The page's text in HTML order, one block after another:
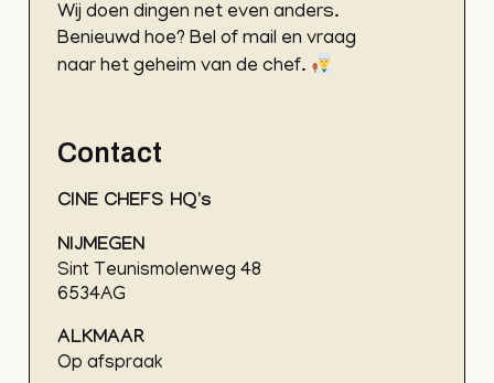
Wij doen dingen net even anders.
Benieuwd hoe? Bel of mail en vraag
naar het geheim van de chef.
Contact
CINE CHEFS HQ's
NIJMEGEN
Sint Teunismolenweg 48
6534AG
ALKMAAR
Op afspraak